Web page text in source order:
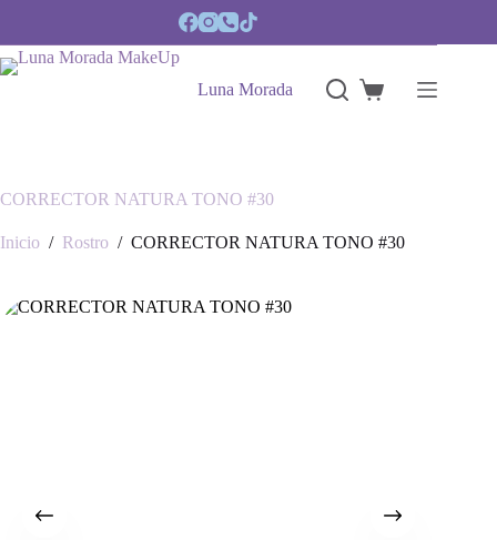
contenido
Luna Morada
Carro
CORRECTOR NATURA TONO #30
Inicio / Rostro / CORRECTOR NATURA TONO #30